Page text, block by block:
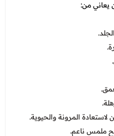
يعاني من:
لاستعادة المرونة والحيوية.
ملمس ناعم.